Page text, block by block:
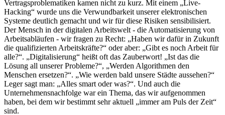
Vertragsproblematiken kamen nicht zu kurz. Mit einem „Live-
Hacking“ wurde uns die Verwundbarkeit unserer elektronischen
Systeme deutlich gemacht und wir für diese Risiken sensibilisiert.
Der Mensch in der digitalen Arbeitswelt - die Automatisierung von
Arbeitsabläufen - wir fragen zu Recht: „Haben wir dafür in Zukunft
die qualifizierten Arbeitskräfte?“ oder aber: „Gibt es noch Arbeit für
alle?“. „Digitalisierung“ heißt oft das Zauberwort! „Ist das die
Lösung all unserer Probleme?“, „Werden Algorithmen den
Menschen ersetzen?“. „Wie werden bald unsere Städte aussehen?“
Leger sagt man: „Alles smart oder was?“. Und auch die
Unternehmensnachfolge war ein Thema, das wir aufgenommen
haben, bei dem wir bestimmt sehr aktuell „immer am Puls der Zeit“
sind.